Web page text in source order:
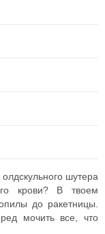
шутера
крови? В твоем
до ракетницы.
мочить все, что